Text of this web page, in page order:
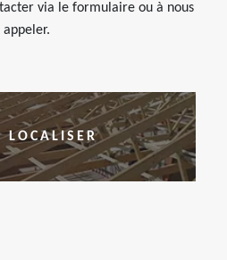
via le formulaire ou à nous
appeler.
LOCALISER